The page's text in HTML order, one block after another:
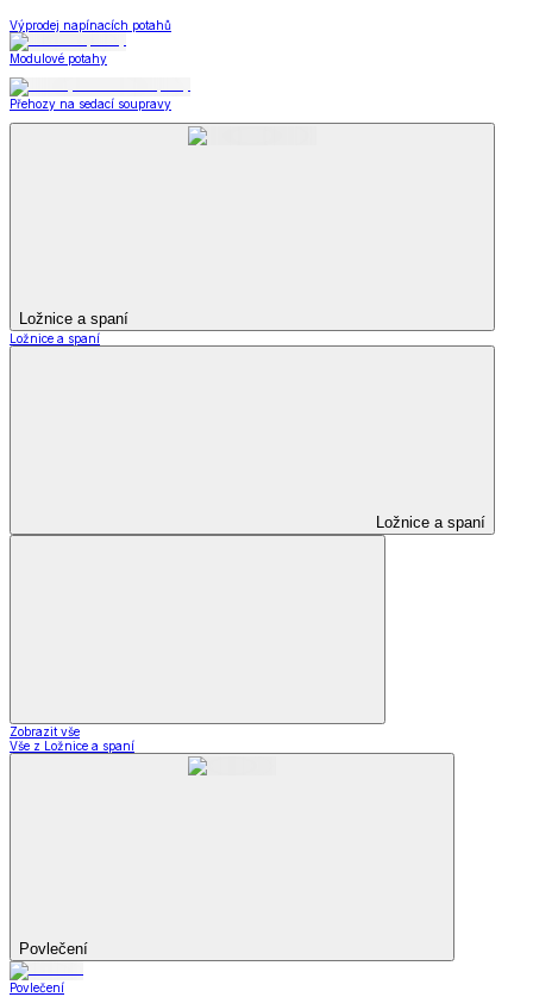
Výprodej napínacích potahů
Modulové potahy
Přehozy na sedací soupravy
Ložnice a spaní
Ložnice a spaní
Ložnice a spaní
Zobrazit vše
Vše z Ložnice a spaní
Povlečení
Povlečení